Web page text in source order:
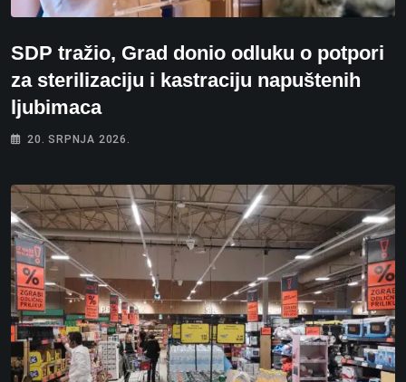
SDP tražio, Grad donio odluku o potpori
za sterilizaciju i kastraciju napuštenih
ljubimaca
20. SRPNJA 2026.